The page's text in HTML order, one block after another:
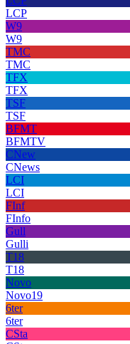
LCP
W9
W9
TMC
TMC
TFX
TFX
TSF
TSF
BFMT
BFMTV
CNew
CNews
LCI
LCI
FInf
FInfo
Gull
Gulli
T18
T18
Novo
Novo19
6ter
6ter
CSta